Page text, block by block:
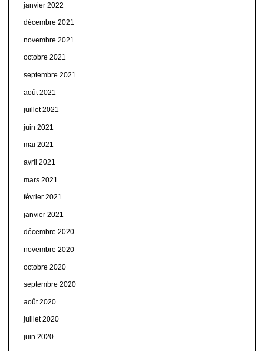
janvier 2022
décembre 2021
novembre 2021
octobre 2021
septembre 2021
août 2021
juillet 2021
juin 2021
mai 2021
avril 2021
mars 2021
février 2021
janvier 2021
décembre 2020
novembre 2020
octobre 2020
septembre 2020
août 2020
juillet 2020
juin 2020